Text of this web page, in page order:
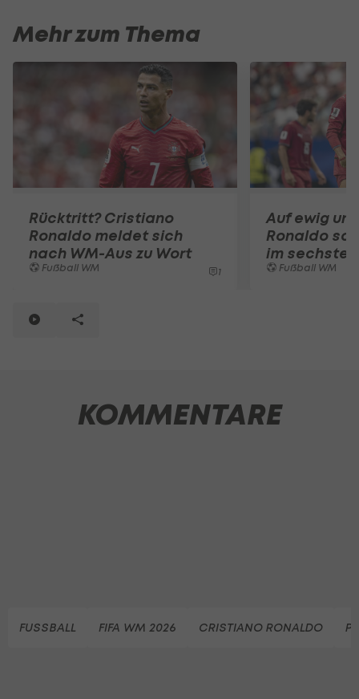
Mehr zum Thema
Rücktritt? Cristiano
Ronaldo meldet sich
nach WM-Aus zu Wort
Fußball WM 1
Auf ewig
Ronaldo
im
Fußball WM
KOMMENTARE
FUSSBALL FIFA WM 2026 CRISTIANO RONALDO